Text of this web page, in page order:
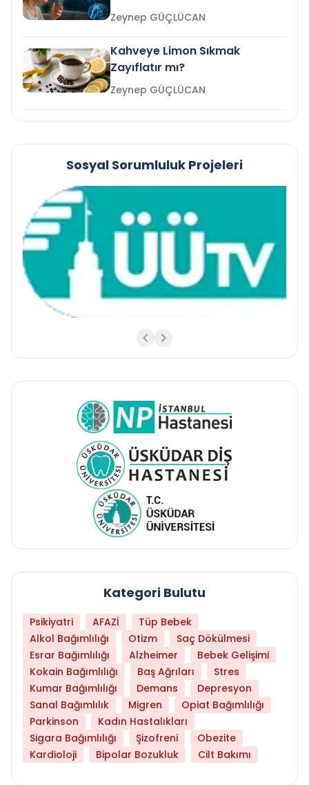
mi?
Zeynep GÜÇLÜCAN
Kahveye Limon Sıkmak
Zayıflatır mı?
Zeynep GÜÇLÜCAN
Sosyal Sorumluluk Projeleri
Kategori Bulutu
Psikiyatri AFAZİ
Tüp Bebek
Alkol Bağımlılığı
Otizm
Saç Dökülmesi
Esrar Bağımlılığı
Alzheimer
Bebek Gelişimi
Kokain Bağımlılığı
Baş Ağrıları
Stres
Kumar Bağımlılığı
Demans
Depresyon
Sanal Bağımlılık
Migren
Opiat Bağımlılığı
Parkinson
Kadın Hastalıkları
Sigara Bağımlılığı
Şizofreni
Obezite
Kardioloji
Bipolar Bozukluk Cilt Bakımı